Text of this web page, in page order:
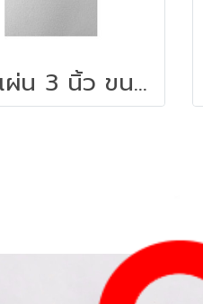
โฟมแผ่น 3 นิ้ว ขนาด 60 x 120 ซม.สีขาว